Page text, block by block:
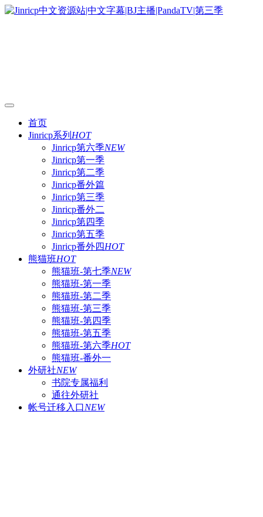
首页
Jinricp系列 HOT
Jinricp第六季NEW
Jinricp第一季
Jinricp第二季
Jinricp番外篇
Jinricp第三季
Jinricp番外二
Jinricp第四季
Jinricp第五季
Jinricp番外四HOT
熊猫班HOT
熊猫班-第七季NEW
熊猫班-第一季
熊猫班-第二季
熊猫班-第三季
熊猫班-第四季
熊猫班-第五季
熊猫班-第六季HOT
熊猫班-番外一
外研社NEW
书院专属福利
通往外研社
帐号迁移入口NEW